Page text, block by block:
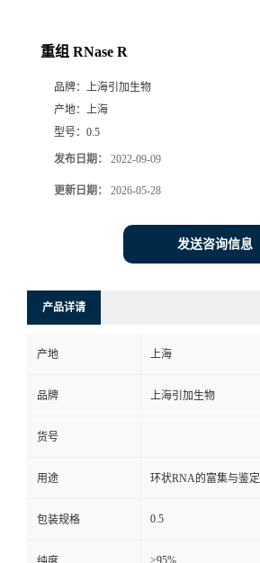
重组 RNase R
品牌：
上海引加生物
产地：
上海
型号： 0.5
发布日期： 2022-09-09
更新日期： 2026-05-28
发送咨询信息
产品详请
产地 上海
品牌 上海引加生物
货号
用途 环状RNA的富集与鉴定
包装规格 0.5
>95%